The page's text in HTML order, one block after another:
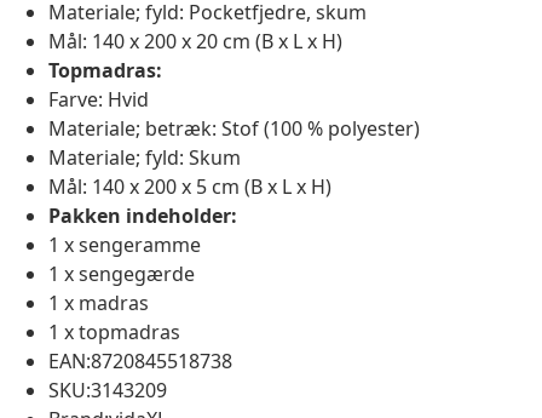
Materiale; fyld: Pocketfjedre, skum
Mål: 140 x 200 x 20 cm (B x L x H)
Topmadras:
Farve: Hvid
Materiale; betræk: Stof (100 % polyester)
Materiale; fyld: Skum
Mål: 140 x 200 x 5 cm (B x L x H)
Pakken indeholder:
1 x sengeramme
1 x sengegærde
1 x madras
1 x topmadras
EAN:8720845518738
SKU:3143209